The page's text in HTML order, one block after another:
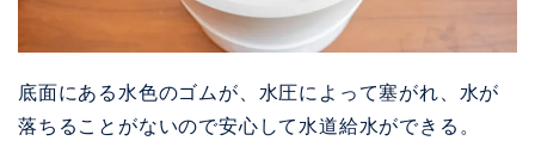
底面にある水色のゴムが、水圧によって塞がれ、水が
落ちることがないので安心して水道給水ができる。